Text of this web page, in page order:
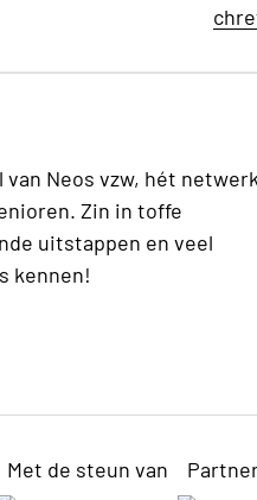
van Neos vzw, hét netwerk
Zin in toffe
uitstappen en veel
kennen!
Met de steun van